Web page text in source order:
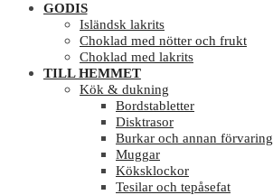
GODIS
Isländsk lakrits
Choklad med nötter och frukt
Choklad med lakrits
TILL HEMMET
Kök & dukning
Bordstabletter
Disktrasor
Burkar och annan förvaring
Muggar
Köksklockor
Tesilar och tepåsefat